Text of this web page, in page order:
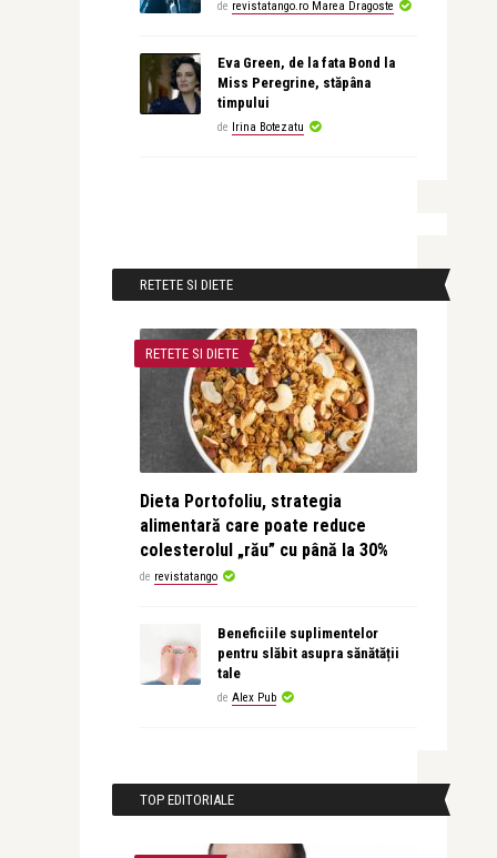
de revistatango.ro Marea Dragoste
Eva Green, de la fata Bond la
Miss Peregrine, stăpâna
timpului
de Irina Botezatu
RETETE SI DIETE
RETETE SI DIETE
Dieta Portofoliu, strategia
alimentară care poate reduce
colesterolul „rău” cu până la 30%
de revistatango
Beneficiile suplimentelor
pentru slăbit asupra sănătății
tale
de Alex Pub
TOP EDITORIALE